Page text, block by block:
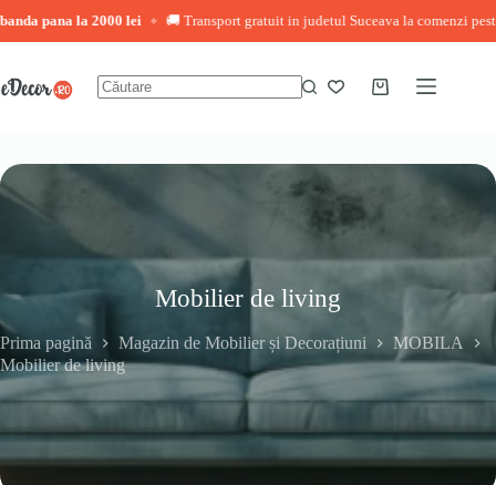
la 2000 lei ◆ 🚚 Transport gratuit in judetul Suceava la comenzi peste 3.000
conținut
Coș
Mobilier de living
Prima pagină Magazin de Mobilier și Decorațiuni
MOBILA
Mobilier de living